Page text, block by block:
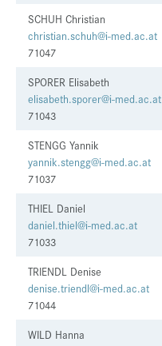
SCHUH Christian
christian.schuh@i-med.ac.at
71047
SPORER Elisabeth
elisabeth.sporer@i-med.ac.at
71043
STENGG Yannik
yannik.stengg@i-med.ac.at
71037
THIEL Daniel
daniel.thiel@i-med.ac.at
71033
TRIENDL Denise
denise.triendl@i-med.ac.at
71044
WILD Hanna